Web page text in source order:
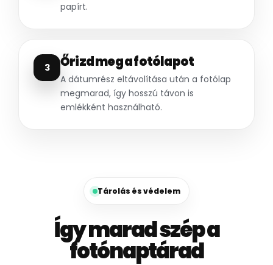
papírt.
3 Őrizd meg a fotólapot
A dátumrész eltávolítása után a fotólap
megmarad, így hosszú távon is
emlékként használható.
Tárolás és védelem
Így marad szép a
fotónaptárad